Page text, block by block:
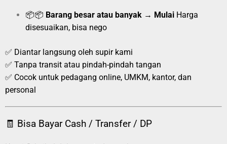
📦📦 Barang besar atau banyak → Mulai Harga
disesuaikan, bisa nego
✅ Diantar langsung oleh supir kami
✅ Tanpa transit atau pindah-pindah tangan
✅ Cocok untuk pedagang online, UMKM, kantor, dan
personal
🧾 Bisa Bayar Cash / Transfer / DP